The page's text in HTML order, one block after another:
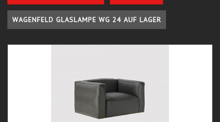
WAGENFELD GLASLAMPE WG 24 AUF LAGER